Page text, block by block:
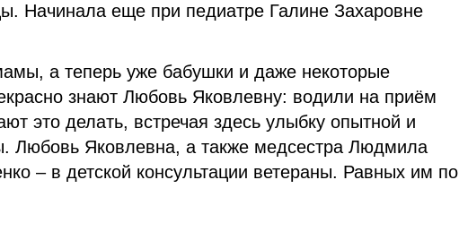
Начинала еще при педиатре Галине Захаровне
а теперь уже бабушки и даже некоторые
знают Любовь Яковлевну: водили на приём
это делать, встречая здесь улыбку опытной и
Любовь Яковлевна, а также медсестра Людмила
– в детской консультации ветераны. Равных им по